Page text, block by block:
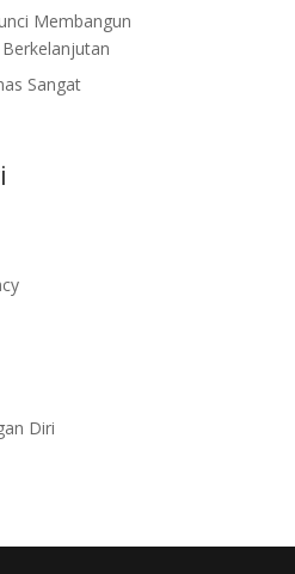
Membangun
Sangat
Diri